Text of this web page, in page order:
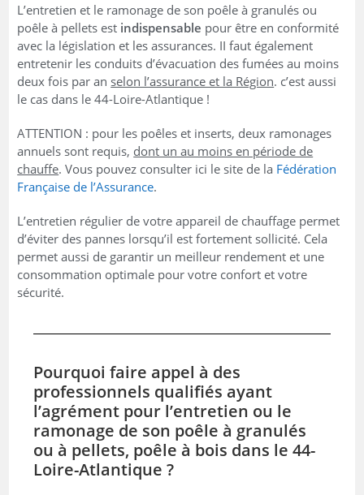
L’entretien et le ramonage de son poêle à granulés ou
poêle à pellets est indispensable pour être en conformité
avec la législation et les assurances. II faut également
entretenir les conduits d’évacuation des fumées au moins
deux fois par an selon l’assurance et la Région. c’est aussi
le cas dans le 44-Loire-Atlantique !
ATTENTION : pour les poêles et inserts, deux ramonages
annuels sont requis, dont un au moins en période de
chauffe. Vous pouvez consulter ici le site de la Fédération
Française de l’Assurance.
L’entretien régulier de votre appareil de chauffage permet
d’éviter des pannes lorsqu’il est fortement sollicité. Cela
permet aussi de garantir un meilleur rendement et une
consommation optimale pour votre confort et votre
sécurité.
Pourquoi faire appel à des
professionnels qualifiés ayant
l’agrément pour l’entretien ou le
ramonage de son poêle à granulés
ou à pellets, poêle à bois dans le 44-
Loire-Atlantique ?